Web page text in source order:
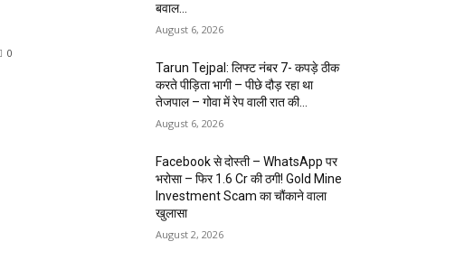
0
बवाल...
August 6, 2026
Tarun Tejpal: लिफ्ट नंबर 7- कपड़े ठीक
करते पीड़िता भागी – पीछे दौड़ रहा था
तेजपाल – गोवा में रेप वाली रात की...
August 6, 2026
Facebook से दोस्ती – WhatsApp पर
भरोसा – फिर 1.6 Cr की ठगी! Gold Mine
Investment Scam का चौंकाने वाला
खुलासा
August 2, 2026